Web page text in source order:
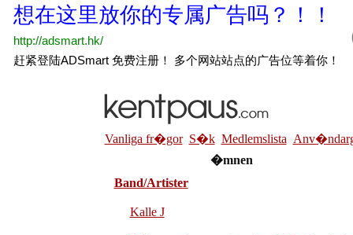
Vanliga fr�gor S�k Medlemslista
�mnen
Band/Artister
Kalle J